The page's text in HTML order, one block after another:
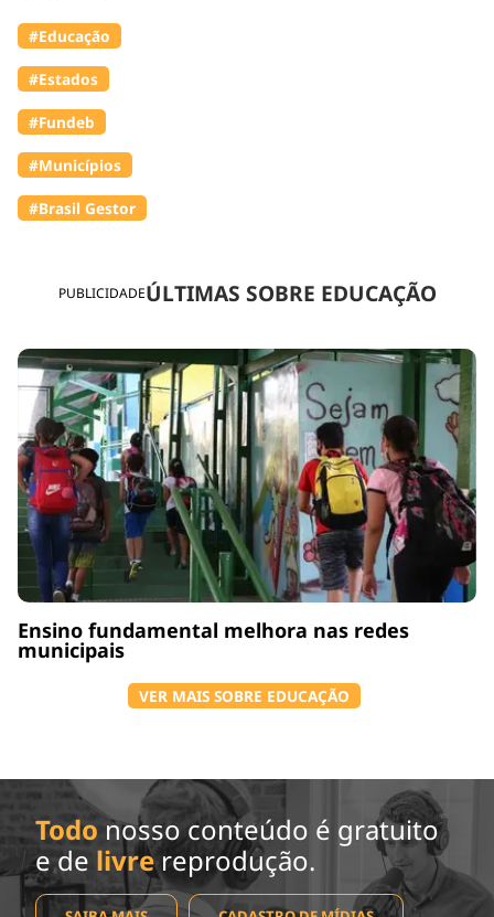
PUBLICIDADEÚLTIMAS SOBRE EDUCAÇÃO
Ensino fundamental melhora nas redes
municipais
VER MAIS SOBRE EDUCAÇÃO
#Educação
#Estados
#Fundeb
#Municípios
#Brasil Gestor
Todo nosso conteúdo é gratuito
e de livrereprodução.